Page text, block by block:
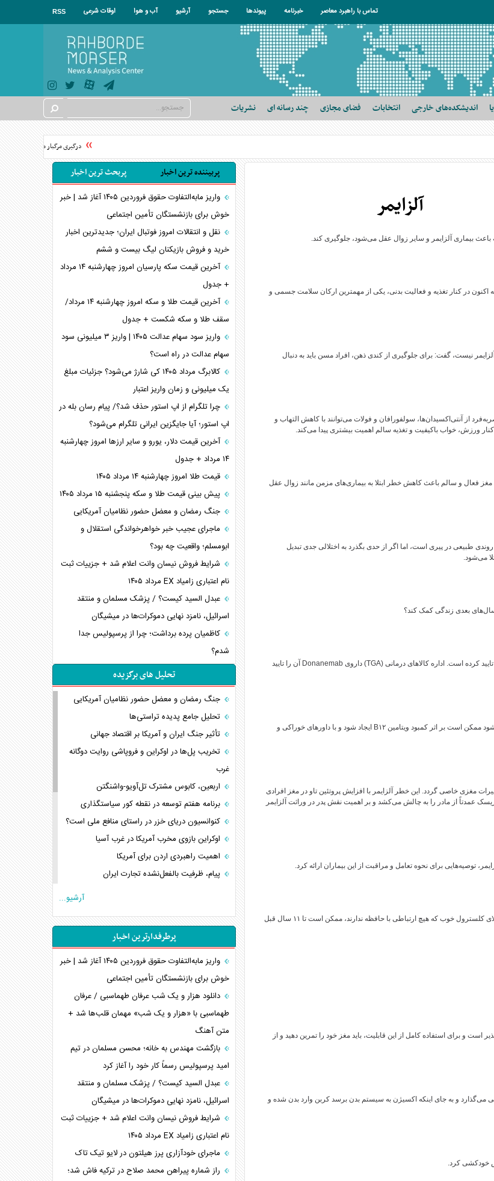
تماس با راهبرد معاصر خبرنامه پیوندها جستجو آرشیو آب و هوا اوقات شرعی RSS
اندیشکده‌های خارجی انتخابات فضای مجازی چند رسانه ای نشریات
درگیری مرگبار میان سه برادر و
آلزایمر
بیماری آلزایمر و سایر زوال عقل می‌شود، جلوگیری کند.
در کنار تغذیه و فعالیت بدنی، یکی از مهمترین ارکان سلامت جسمی و
نیست، گفت: برای جلوگیری از کندی ذهن، افراد مسن باید به دنبال
از آنتی‌اکسیدان‌ها، سولفورافان و فولات می‌توانند با کاهش التهاب و
ورزش، خواب باکیفیت و تغذیه سالم اهمیت بیشتری پیدا می‌کند.
و سالم باعث کاهش خطر ابتلا به بیماری‌های مزمن مانند زوال عقل
طبیعی در پیری است، اما اگر از حدی بگذرد به اختلالی جدی تبدیل
سال‌های بعدی زندگی کمک کند؟
آژانس تنظیم مقررات دارویی و درمانی استرالیا اولین دارو را برای درمان بیماری آلزایمر تایید کرده است. اداره کالا‌های درمانی (TGA) داروی Donanemab آن را تایید
فراموشی و عدم ثبت اتفاقات در خاطر افراد که در صورت حاد شدن به آلزایمر منجر می‌شود ممکن است بر اثر کمبود ویتامین B۱۲ ایجاد شود و با داورهای خوراکی و
مغزی خاصی گردد. این خطر آلزایمر با افزایش پروتئین تاو در مغز افرادی
ریسک عمدتاً از مادر را به چالش می‌کشد و بر اهمیت نقش پدر در وراثت آلزایمر
توصیه‌هایی برای نحوه تعامل و مراقبت از این بیماران ارائه کرد.
به گفته محققان، دو علامت آشکار زوال عقل از جمله کاهش سریع وزن و ایجاد سطوح بالای کلسترول خوب که هیچ ارتباطی با حافظه ندارند، ممکن است تا ۱۱ سال قبل
و برای استفاده کامل از این قابلیت، باید مغز خود را تمرین دهید و از
می‌گذارد و به جای اینکه اکسیژن به سیستم بدن برسد کربن وارد بدن شده و
خودکشی کرد.
پربیننده ترین اخبار پربحث ترین اخبار
واریز مابه‌التفاوت حقوق فروردین ۱۴۰۵ آغاز شد | خبر
خوش برای بازنشستگان تأمین اجتماعی
نقل و انتقالات امروز فوتبال ایران؛ جدیدترین اخبار
خرید و فروش بازیکنان لیگ بیست و ششم
آخرین قیمت سکه پارسیان امروز چهارشنبه ۱۴ مرداد
+ جدول
آخرین قیمت طلا و سکه امروز چهارشنبه ۱۴ مرداد/
سقف طلا و سکه شکست + جدول
واریز سود سهام عدالت ۱۴۰۵ | واریز ۳ میلیونی سود
سهام عدالت در راه است؟
کالابرگ مرداد ۱۴۰۵ کی شارژ می‌شود؟ جزئیات مبلغ
یک میلیونی و زمان واریز اعتبار
چرا تلگرام از اپ استور حذف شد؟/ پیام رسان بله در
اپ استور؛ آیا جایگزین ایرانی تلگرام می‌شود؟
آخرین قیمت دلار، یورو و سایر ارز‌ها امروز چهارشنبه
۱۴ مرداد + جدول
قیمت طلا امروز چهارشنبه ۱۴ مرداد ۱۴۰۵
پیش بینی قیمت طلا و سکه پنجشنبه ۱۵ مرداد ۱۴۰۵
جنگ رمضان و معضل حضور نظامیان آمریکایی
ماجرای عجیب خبر خواهرخواندگی استقلال و
ابومسلم؛ واقعیت چه بود؟
شرایط فروش نیسان وانت اعلام شد + جزییات ثبت
نام اعتباری زامیاد EX مرداد ۱۴۰۵
عبدل السید کیست؟ / پزشک مسلمان و منتقد
اسرائیل، نامزد نهایی دموکرات‌ها در میشیگان
کاظمیان پرده برداشت؛ چرا از پرسپولیس جدا
شدم؟
تحلیل های برگزیده
جنگ رمضان و معضل حضور نظامیان آمریکایی
تحلیل جامع پدیده تراستی‌ها
تأثیر جنگ ایران و آمریکا بر اقتصاد جهانی
تخریب پل‌ها در اوکراین و فروپاشی روایت دوگانه
غرب
اربعین، کابوس مشترک تل‌آویو-واشنگتن
برنامه هفتم توسعه در نقطه کور سیاستگذاری
کنوانسیون دریای خزر در راستای منافع ملی است؟
اوکراین بازوی مخرب آمریکا در غرب آسیا
اهمیت راهبردی اردن برای آمریکا
پیام، ظرفیت بالفعل‌نشده تجارت ایران
همسویی عربستان با سنتکام علیه متحدان ایران
چرا کویت به دنبال شریک امنیتی جدید است؟
اعتراف غرب به قدرت ایران در تثبیت معادلات
خطای راهبردی ترامپ مقابل برزیل
متن و حاشیه سفر نتانیاهو به آمریکا
نقش راهبردی ایران در دیپلماسی غذایی جهان
فضای مجازی، چالش تربیتی خانواده‌ها
پیامدهای خطرناک حمله اوکراین به کشتی ایرانی
تجارت خارجی، تحریم و محاصره
آرشیو...
پرطرفدارترین اخبار
واریز مابه‌التفاوت حقوق فروردین ۱۴۰۵ آغاز شد | خبر
خوش برای بازنشستگان تأمین اجتماعی
دانلود هزار و یک شب عرفان طهماسبی / عرفان
طهماسبی با «هزار و یک شب» مهمان قلب‌ها شد +
متن آهنگ
بازگشت مهندس به خانه؛ محسن مسلمان در تیم
امید پرسپولیس رسماً کار خود را آغاز کرد
عبدل السید کیست؟ / پزشک مسلمان و منتقد
اسرائیل، نامزد نهایی دموکرات‌ها در میشیگان
شرایط فروش نیسان وانت اعلام شد + جزییات ثبت
نام اعتباری زامیاد EX مرداد ۱۴۰۵
ماجرای خودآزاری پرز هیلتون در لایو تیک تاک
راز شماره پیراهن محمد صلاح در ترکیه فاش شد؛